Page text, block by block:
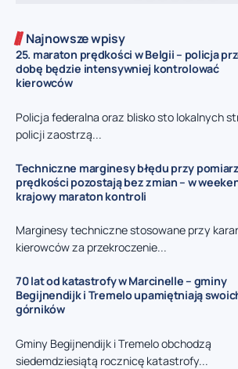
Najnowsze wpisy
25. maraton prędkości w Belgii – policja
dobę będzie intensywniej kontrolować
kierowców
Policja federalna oraz blisko sto lokalnych
policji zaostrzą...
Techniczne marginesy błędu przy
prędkości pozostają bez zmian – w
krajowy maraton kontroli
Marginesy techniczne stosowane przy
kierowców za przekroczenie...
70 lat od katastrofy w Marcinelle – gminy
Begijnendijk i Tremelo upamiętniają
górników
Gminy Begijnendijk i Tremelo obchodzą
siedemdziesiątą rocznicę katastrofy...